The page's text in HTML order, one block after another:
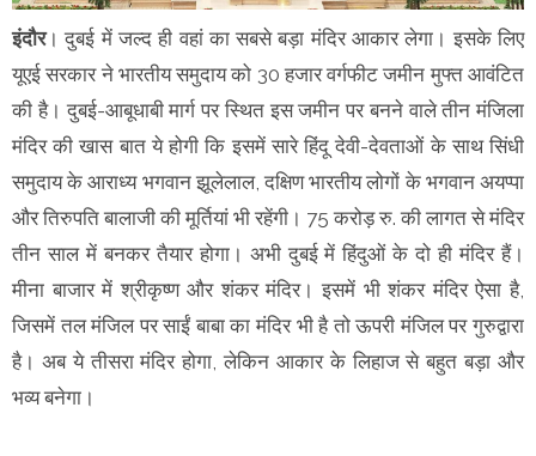
इंदौर। दुबई में जल्द ही वहां का सबसे बड़ा मंदिर आकार लेगा। इसके लिए
यूएई सरकार ने भारतीय समुदाय को 30 हजार वर्गफीट जमीन मुफ्त आवंटित
की है। दुबई-आबूधाबी मार्ग पर स्थित इस जमीन पर बनने वाले तीन मंजिला
मंदिर की खास बात ये होगी कि इसमें सारे हिंदू देवी-देवताओं के साथ सिंधी
समुदाय के आराध्य भगवान झूलेलाल, दक्षिण भारतीय लोगों के भगवान अयप्पा
और तिरुपति बालाजी की मूर्तियां भी रहेंगी। 75 करोड़ रु. की लागत से मंदिर
तीन साल में बनकर तैयार होगा। अभी दुबई में हिंदुओं के दो ही मंदिर हैं।
मीना बाजार में श्रीकृष्ण और शंकर मंदिर। इसमें भी शंकर मंदिर ऐसा है,
जिसमें तल मंजिल पर साईं बाबा का मंदिर भी है तो ऊपरी मंजिल पर गुरुद्वारा
है। अब ये तीसरा मंदिर होगा, लेकिन आकार के लिहाज से बहुत बड़ा और
भव्य बनेगा।